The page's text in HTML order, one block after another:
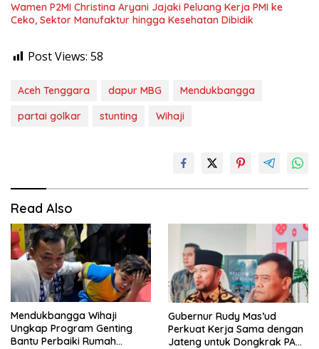
Wamen P2MI Christina Aryani Jajaki Peluang Kerja PMI ke
Ceko, Sektor Manufaktur hingga Kesehatan Dibidik
Post Views: 58
Aceh Tenggara dapur MBG
Mendukbangga
partai golkar
stunting Wihaji
Read Also
Mendukbangga Wihaji
Ungkap Program Genting
Bantu Perbaiki Rumah
Gubernur Rudy Mas’ud
Perkuat Kerja Sama dengan
Jateng untuk Dongkrak PAD